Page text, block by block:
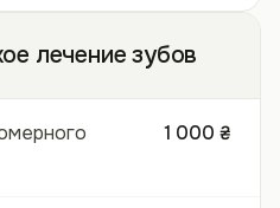
лечение зубов
1 000 ₴